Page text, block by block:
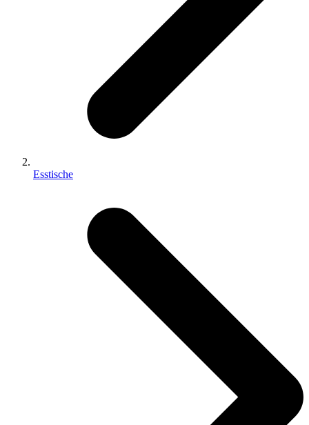
Esstische